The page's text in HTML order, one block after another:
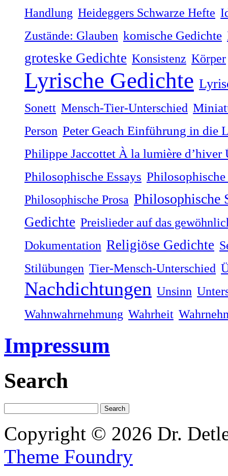
Handlung Heideggers Schwarze Hefte
Zustände: Glauben komische Gedichte
groteske Gedichte Konsistenz Körper
Lyrische Gedichte
Sonett Mensch-Tier-Unterschied
Person Peter Geach Einführung in die
Philippe Jaccottet À la lumière dʼhiver
Philosophische Essays
Philosophische Prosa Philosophische
Gedichte Preislieder auf das
Dokumentation Religiöse Gedichte
Stilübungen Tier-Mensch-Unterschied
Nachdichtungen Unsinn
Wahnwahrnehmung Wahrheit
Impressum
Search
Copyright © 2026 Dr.
Theme Foundry